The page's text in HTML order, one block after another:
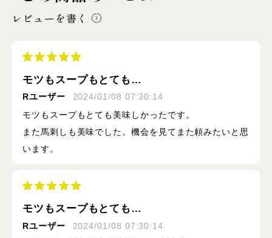
レビューを書く
モツもスープもとても…
Rユーザー
2024/01/08 07:30:14
モツもスープもとても美味しかったです。
また馬刺しも美味でした。機会を見てまた頼みたいと思
います。
モツもスープもとても…
Rユーザー
2024/01/08 07:30:14